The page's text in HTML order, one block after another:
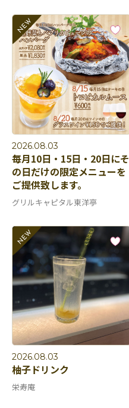
2026.08.03
毎月10日・15日・20日にそ
の日だけの限定メニューを
ご提供致します。
グリルキャピタル東洋亭
2026.08.03
柚子ドリンク
栄寿庵